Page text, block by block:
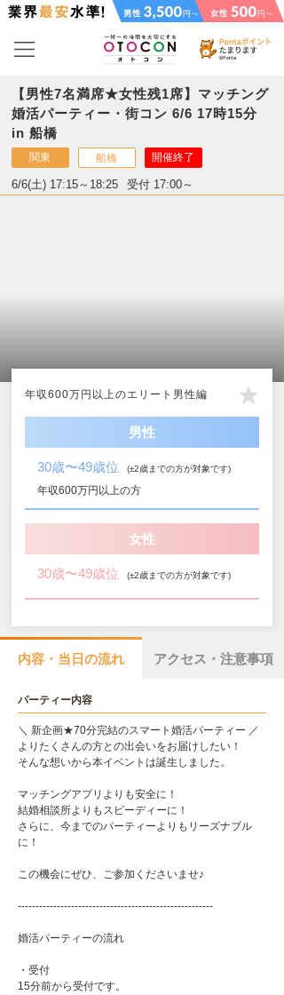
【男性7名満席★女性残1席】マッチング
婚活パーティー・街コン 6/6 17時15分
in 船橋
関東 船橋 開催終了
6/6(土) 17:15～18:25 受付 17:00～
年収600万円以上のエリート男性編
男性
30歳〜49歳位 (±2歳までの方が対象です)
年収600万円以上の方
女性
30歳〜49歳位 (±2歳までの方が対象です)
内容・当日の流れ アクセス・注意事項
パーティー内容
＼ 新企画★70分完結のスマート婚活パーティー ／
よりたくさんの方との出会いをお届けしたい！
そんな想いから本イベントは誕生しました。
マッチングアプリよりも安全に！
結婚相談所よりもスピーディーに！
さらに、今までのパーティーよりもリーズナブル
に！
この機会にぜひ、ご参加くださいませ♪
-------------------------------------------------------
婚活パーティーの流れ
・受付
15分前から受付です。